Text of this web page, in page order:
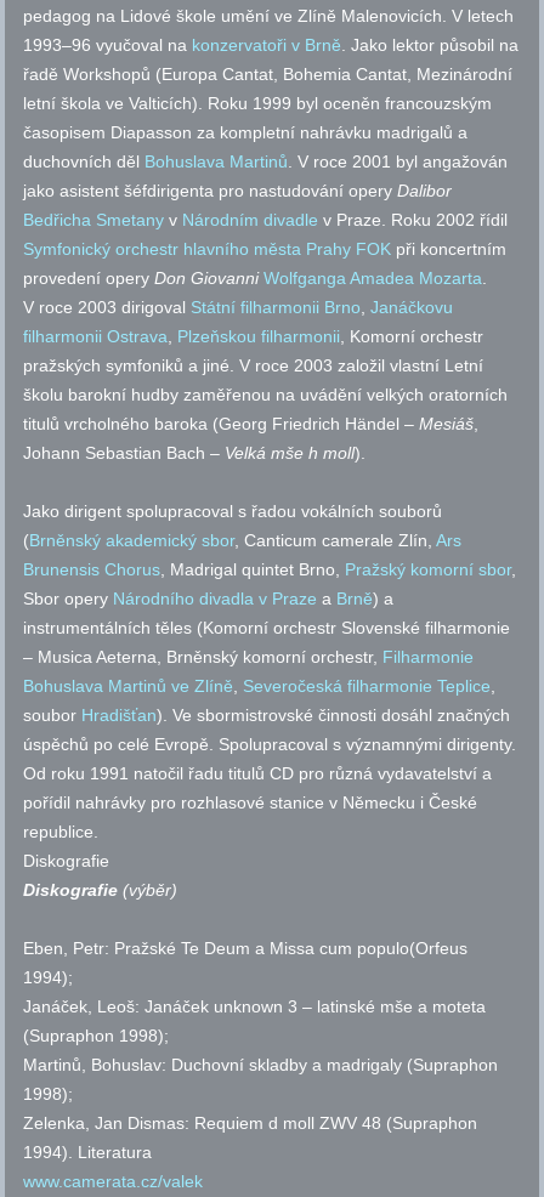
pedagog na Lidové škole umění ve Zlíně Malenovicích. V letech
1993–96 vyučoval na konzervatoři v Brně. Jako lektor působil na
řadě Workshopů (Europa Cantat, Bohemia Cantat, Mezinárodní
letní škola ve Valticích). Roku 1999 byl oceněn francouzským
časopisem Diapasson za kompletní nahrávku madrigalů a
duchovních děl Bohuslava Martinů. V roce 2001 byl angažován
jako asistent šéfdirigenta pro nastudování operyDalibor
Bedřicha Smetany v Národním divadle v Praze. Roku 2002 řídil
Symfonický orchestr hlavního města Prahy FOK při koncertním
provedení operyDon Giovanni Wolfganga Amadea Mozarta.
V roce 2003 dirigoval Státní filharmonii Brno,Janáčkovu
filharmonii Ostrava, Plzeňskou filharmonii, Komorní orchestr
pražských symfoniků a jiné. V roce 2003 založil vlastní Letní
školu barokní hudby zaměřenou na uvádění velkých oratorních
titulů vrcholného baroka (Georg Friedrich Händel –Mesiáš,
Johann Sebastian Bach – Velká mše h moll).
Jako dirigent spolupracoval s řadou vokálních souborů
(Brněnský akademický sbor, Canticum camerale Zlín,Ars
Brunensis Chorus, Madrigal quintet Brno, Pražský komorní sbor,
Sbor opery Národního divadla v Praze a Brně) a
instrumentálních těles (Komorní orchestr Slovenské filharmonie
– Musica Aeterna, Brněnský komorní orchestr, Filharmonie
Bohuslava Martinů ve Zlíně, Severočeská filharmonie Teplice,
soubor Hradišťan). Ve sbormistrovské činnosti dosáhl značných
úspěchů po celé Evropě. Spolupracoval s významnými dirigenty.
Od roku 1991 natočil řadu titulů CD pro různá vydavatelství a
pořídil nahrávky pro rozhlasové stanice v Německu i České
republice.
Diskografie
Diskografie (výběr)
Eben, Petr: Pražské Te Deum a Missa cum populo(Orfeus
1994);
Janáček, Leoš: Janáček unknown 3 – latinské mše a moteta
(Supraphon 1998);
Martinů, Bohuslav: Duchovní skladby a madrigaly (Supraphon
1998);
Zelenka, Jan Dismas: Requiem d moll ZWV 48 (Supraphon
1994). Literatura
www.camerata.cz/valek